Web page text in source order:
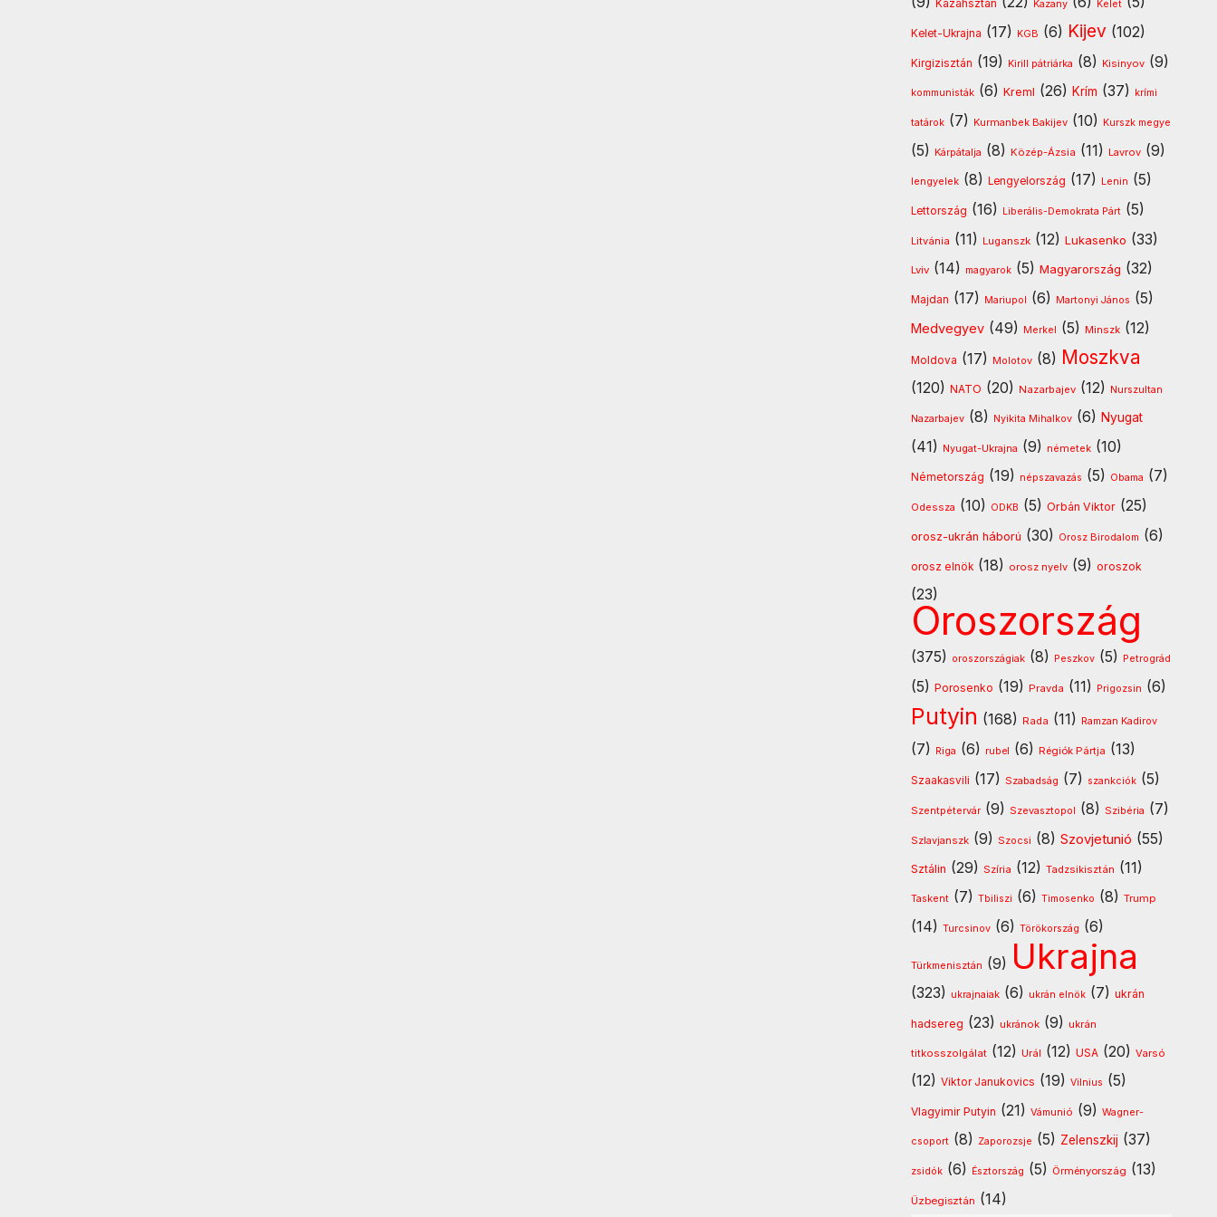
Kazahsztán Kazany Kelet
Kelet-Ukrajna (17) KGB (6) Kijev (102)
Kirgizisztán (19) Kirill pátriárka (8) Kisinyov(9)
kommunisták(6) Kreml (26) Krím (37) krími
tatárok(7) Kurmanbek Bakijev(10) Kurszk megye
(5) Kárpátalja (8) Közép-Ázsia (11) Lavrov(9)
lengyelek(8) Lengyelország (17) Lenin (5)
Lettország (16) Liberális-Demokrata Párt(5)
Litvánia (11) Luganszk(12) Lukasenko (33)
Lviv(14) magyarok(5) Magyarország (32)
Majdan (17) Mariupol (6) Martonyi János (5)
Medvegyev(49) Merkel (5) Minszk(12)
Moldova (17) Molotov(8) Moszkva
(120) NATO (20) Nazarbajev(12) Nurszultan
Nazarbajev(8) Nyikita Mihalkov(6) Nyugat
(41) Nyugat-Ukrajna (9) németek(10)
Németország (19) népszavazás (5) Obama (7)
Odessza (10) ODKB (5) Orbán Viktor(25)
orosz-ukrán háború (30) Orosz Birodalom (6)
orosz elnök(18) orosz nyelv(9) oroszok
(23)
Oroszország
(375) oroszországiak(8) Peszkov(5) Petrográd
(5) Porosenko (19) Pravda (11) Prigozsin (6)
Putyin (168) Rada (11) Ramzan Kadirov
(7) Riga (6) rubel (6) Régiók Pártja (13)
Szaakasvili (17) Szabadság (7) szankciók(5)
Szentpétervár(9) Szevasztopol (8) Szibéria (7)
Szlavjanszk(9) Szocsi (8) Szovjetunió (55)
Sztálin (29) Szíria (12) Tadzsikisztán (11)
Taskent(7) Tbiliszi (6) Timosenko (8) Trump
(14) Turcsinov(6) Törökország (6)
Türkmenisztán (9) Ukrajna
(323) ukrajnaiak(6) ukrán elnök(7) ukrán
hadsereg (23) ukránok(9) ukrán
titkosszolgálat(12) Urál (12) USA(20) Varsó
(12) Viktor Janukovics (19) Vilnius (5)
Vlagyimir Putyin (21) Vámunió (9) Wagner-
csoport(8) Zaporozsje (5) Zelenszkij (37)
zsidók(6) Észtország (5) Örményország (13)
Üzbegisztán (14)